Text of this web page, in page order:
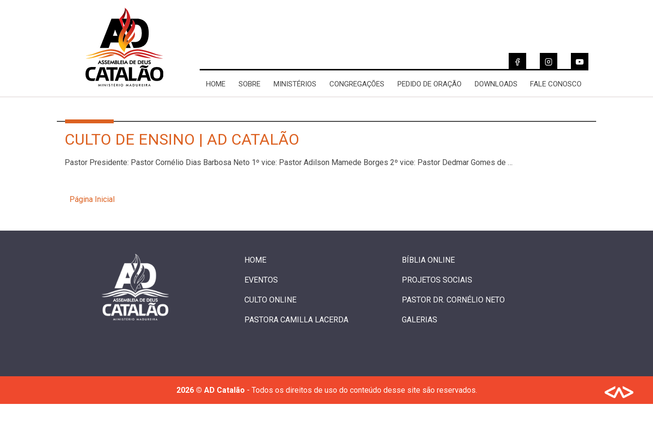
HOME SOBRE MINISTÉRIOS CONGREGAÇÕES PEDIDO DE ORAÇÃO DOWNLOADS FALE CONOSCO
CULTO DE ENSINO | AD CATALÃO
Pastor Presidente: Pastor Cornélio Dias Barbosa Neto 1º vice: Pastor Adilson Mamede Borges 2º vice: Pastor Dedmar Gomes de …
Página Inicial
HOME BÍBLIA ONLINE
EVENTOS PROJETOS SOCIAIS
CULTO ONLINE PASTOR DR. CORNÉLIO NETO
PASTORA CAMILLA LACERDA GALERIAS
2026 © AD Catalão - Todos os direitos de uso do conteúdo desse site são reservados.